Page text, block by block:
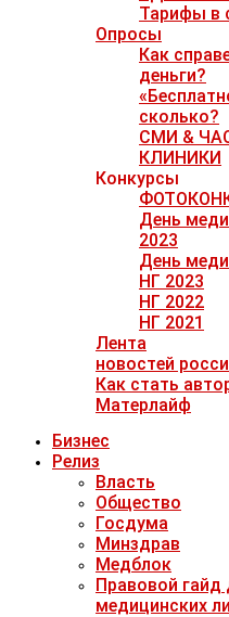
Тарифы в
Опросы
Как
деньги?
сколько?
СМИ &
КЛИНИКИ
Конкурсы
День
2023
День
НГ 2023
НГ 2022
НГ 2021
Лента
новостей
Как стать
Матерлайф
Бизнес
Релиз
Власть
Общество
Госдума
Минздрав
Медблок
Правовой гайд
медицинских